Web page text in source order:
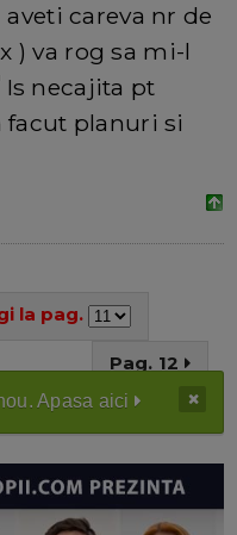
aveti careva nr de
) va rog sa mi-l
Is necajita pt
planuri si
la pag.
Pag. 12
Apasa aici